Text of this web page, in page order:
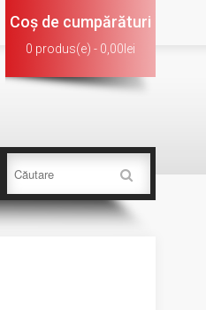
Coş de cumpărături
0 produs(e) - 0,00lei